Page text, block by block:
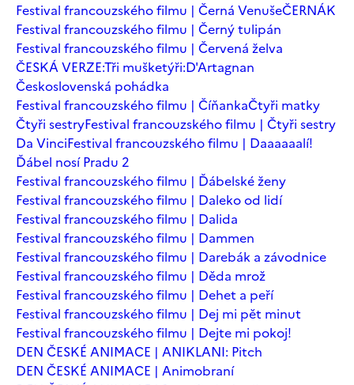
Festival francouzského filmu | Černá VenušeČERNÁK
Festival francouzského filmu | Černý tulipán
Festival francouzského filmu | Červená želva
ČESKÁ VERZE:Tři mušketýři:D'Artagnan
Československá pohádka
Festival francouzského filmu | ČíňankaČtyři matky
Čtyři sestryFestival francouzského filmu | Čtyři sestry
Da VinciFestival francouzského filmu | Daaaaaalí!
Ďábel nosí Pradu 2
Festival francouzského filmu | Ďábelské ženy
Festival francouzského filmu | Daleko od lidí
Festival francouzského filmu | Dalida
Festival francouzského filmu | Dammen
Festival francouzského filmu | Darebák a závodnice
Festival francouzského filmu | Děda mrož
Festival francouzského filmu | Dehet a peří
Festival francouzského filmu | Dej mi pět minut
Festival francouzského filmu | Dejte mi pokoj!
DEN ČESKÉ ANIMACE | ANIKLANI: Pitch
DEN ČESKÉ ANIMACE | Animobraní